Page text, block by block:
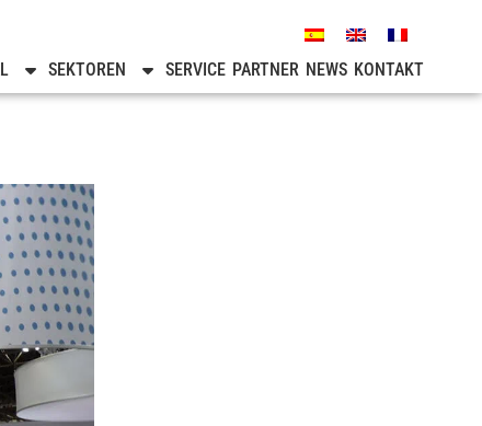
SEKTOREN SERVICE PARTNER NEWS KONTAKT